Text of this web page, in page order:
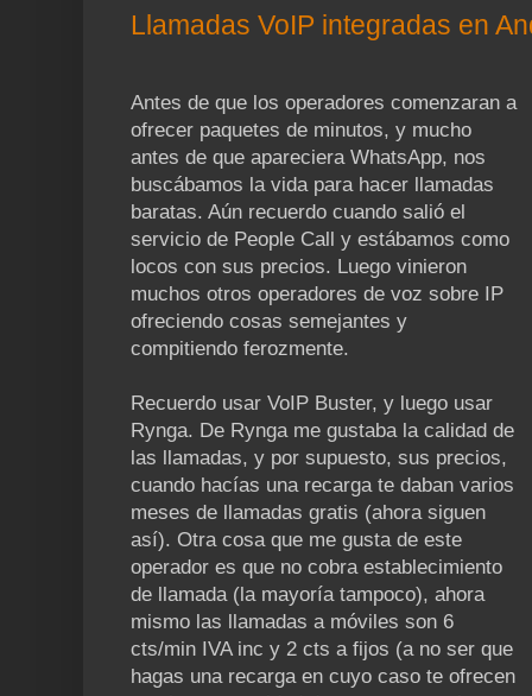
Llamadas VoIP integradas en
Antes de que los operadores comenzaran a
ofrecer paquetes de minutos, y mucho
antes de que apareciera WhatsApp, nos
buscábamos la vida para hacer llamadas
baratas. Aún recuerdo cuando salió el
servicio de People Call y estábamos como
locos con sus precios. Luego vinieron
muchos otros operadores de voz sobre IP
ofreciendo cosas semejantes y
compitiendo ferozmente.
Recuerdo usar VoIP Buster, y luego usar
Rynga. De Rynga me gustaba la calidad de
las llamadas, y por supuesto, sus precios,
cuando hacías una recarga te daban varios
meses de llamadas gratis (ahora siguen
así). Otra cosa que me gusta de este
operador es que no cobra establecimiento
de llamada (la mayoría tampoco), ahora
mismo las llamadas a móviles son 6
cts/min IVA inc y 2 cts a fijos (a no ser que
hagas una recarga en cuyo caso te ofrecen